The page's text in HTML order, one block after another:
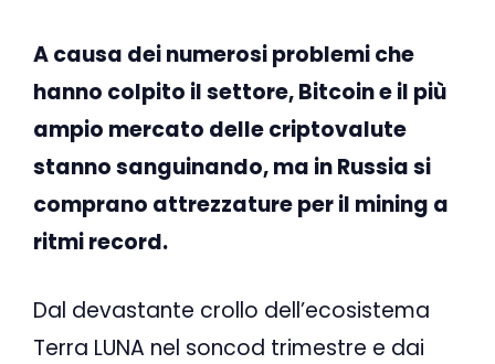
A causa dei numerosi problemi che
hanno colpito il settore, Bitcoin e il più
ampio mercato delle criptovalute
stanno sanguinando, ma in Russia si
comprano attrezzature per il mining a
ritmi record.
Dal devastante crollo dell’ecosistema
Terra LUNA nel soncod trimestre e dai